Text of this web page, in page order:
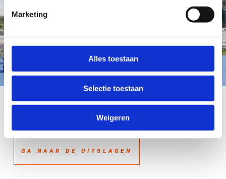
Marketing
Alles toestaan
Selectie toestaan
Weigeren
ITU/Javier Cervera
GA NAAR DE UITSLAGEN